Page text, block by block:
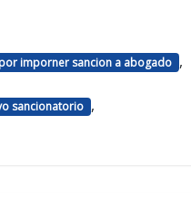
imporner sancion a abogado ,
sancionatorio ,